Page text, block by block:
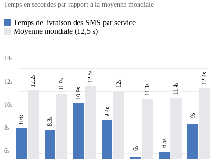
Temps en secondes par rapport à la moyenne mondiale
Temps de livraison des SMS par service
Moyenne mondiale (12,5 s)
14s
12s
10s
8s
6s
8.6s
12.2s
8.3s
11.9s
10.9s
12.5s
9.4s
12s
6s
11.3s
6.5s
11.4s
9s
12.4s